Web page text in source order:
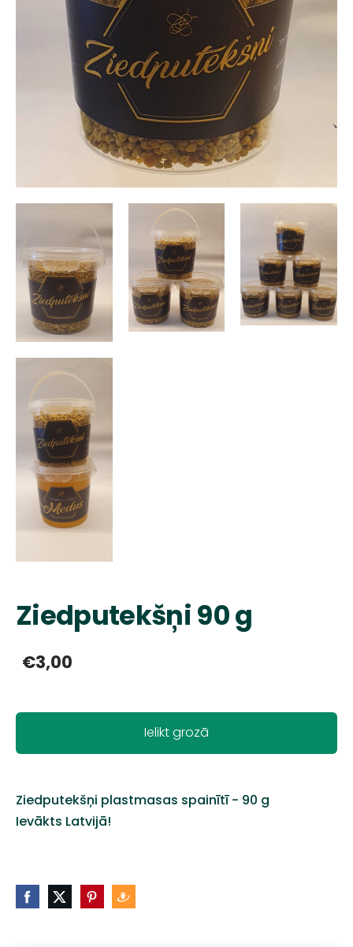
Ziedputekšņi 90 g
€3,00
Ielikt grozā
Ziedputekšņi plastmasas spainītī - 90 g
Ievākts Latvijā!